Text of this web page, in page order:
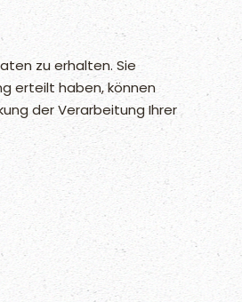
zu erhalten. Sie
erteilt haben, können
der Verarbeitung Ihrer